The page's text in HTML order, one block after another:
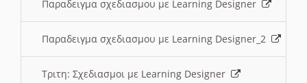
Παραδειγμα σχεδιασμου με Learning Designer
Παραδειγμα σχεδιασμου με Learning Designer_2
Τριτη: Σχεδιασμοι με Learning Designer